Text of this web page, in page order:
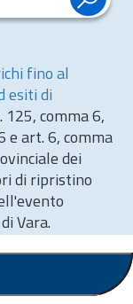
fino al
esiti di
125, comma 6,
e art. 6, comma
dei
di ripristino
Vara.